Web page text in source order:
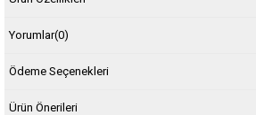
Yorumlar(0)
Ödeme Seçenekleri
Ürün Önerileri